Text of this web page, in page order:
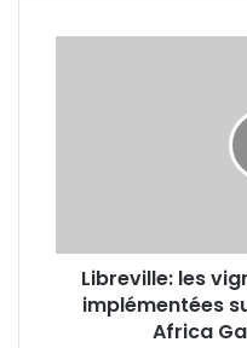
les
taxisLibreville: les
implémentées
Africa